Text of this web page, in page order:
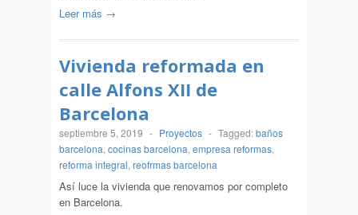
Leer más →
Vivienda reformada en
calle Alfons XII de
Barcelona
septiembre 5, 2019 - Proyectos - Tagged:baños
barcelona, cocinas barcelona, empresa reformas,
reforma integral, reofrmas barcelona
Así luce la vivienda que renovamos por completo
en Barcelona.